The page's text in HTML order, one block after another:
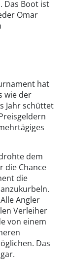
Das Boot ist
Omar
hat
wie der
Jahr schüttet
dem
die Chance
die
Angler
Verleiher
von einem
Das